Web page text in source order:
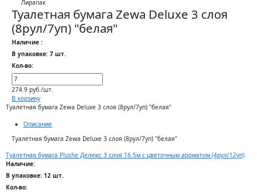
Туалетная бумага Zewa Deluxe 3 слоя
(8рул/7уп) "белая"
Наличие :
В упаковке: 7 шт.
Кол-во:
274.9 руб./шт.
В корзину
Туалетная бумага Zewa Deluxe 3 слоя (8рул/7уп) "белая"
Описание
Туалетная бумага Zewa Deluxe 3 слоя (8рул/7уп) "белая"
Туалетная бумага Plushe Делюкс 3 слоя 16.5м c цветочным ароматом (4рул/12уп)
Наличие:
В упаковке: 12 шт.
Кол-во: